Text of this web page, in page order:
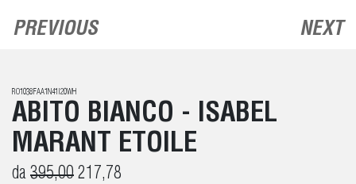
PREVIOUS NEXT
RO1038FAA1N41I20WH
ABITO BIANCO - ISABEL
MARANT ETOILE
da 395,00 217,78